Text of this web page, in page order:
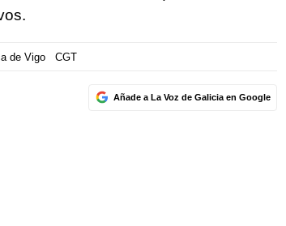
de Vigo CGT
Añade a La Voz de Galicia en Google